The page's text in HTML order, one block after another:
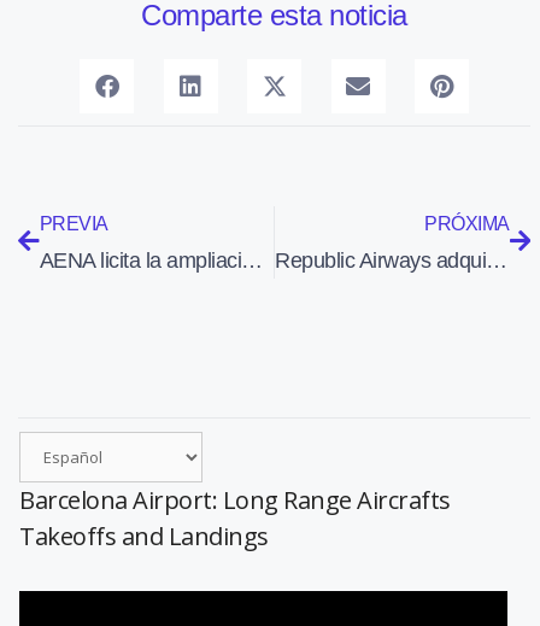
Comparte esta noticia
PREVIA
AENA licita la ampliación del edificio terminal del aeropuerto de Vigo por 59,39 millones de euros
PRÓXIMA
Republic Airways adquiere 40 aviones Bombardier CS300
Barcelona Airport: Long Range Aircrafts
Takeoffs and Landings